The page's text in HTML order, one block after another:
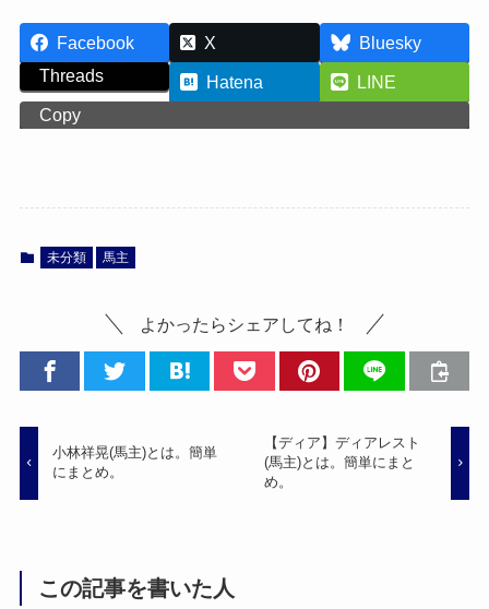
Facebook X
Bluesky
Threads
Hatena
LINE
Copy
未分類 馬主
よかったらシェアしてね！
小林祥晃(馬主)とは。簡単
にまとめ。
【ディア】ディアレスト
(馬主)とは。簡単にまと
め。
この記事を書いた人